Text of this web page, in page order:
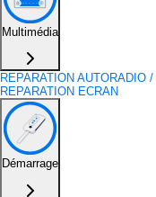
Multimédia
REPARATION AUTORADIO
REPARATION ECRAN
Démarrage